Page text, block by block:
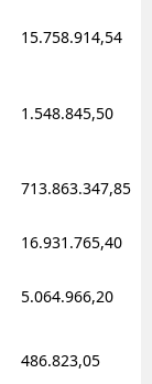
15.758.914,54
1.548.845,50
713.863.347,85
16.931.765,40
5.064.966,20
486.823,05